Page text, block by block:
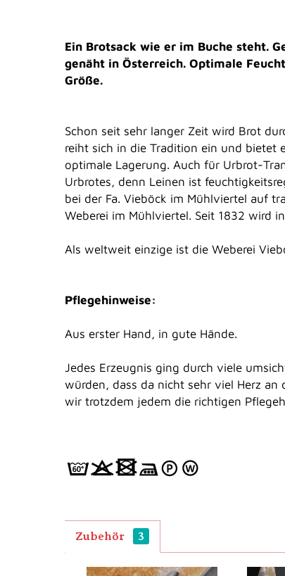
Ein Brotsack wie er im Buche steht.
genäht in Österreich. Optimale
Größe.
Schon seit sehr langer Zeit wird Brot
reiht sich in die Tradition ein und bietet
optimale Lagerung. Auch für Urbrot-
Urbrotes, denn Leinen ist
bei der Fa. Vieböck im Mühlviertel auf
Weberei im Mühlviertel. Seit 1832 wird
Als weltweit einzige ist die Weberei
Pflegehinweise:
Aus erster Hand, in gute Hände.
Jedes Erzeugnis ging durch viele
würden, dass da nicht sehr viel Herz
wir trotzdem jedem die richtigen
Zubehör 3